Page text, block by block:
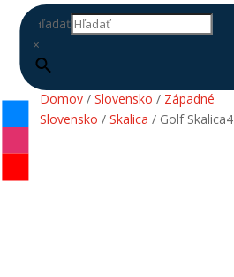
Hľadať
×
Domov/ Slovensko / Západné
Slovensko / Skalica / Golf Skalica4